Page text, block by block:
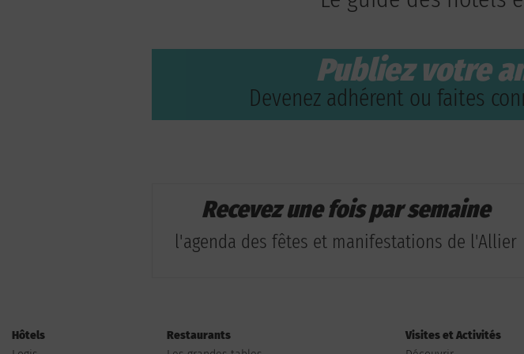
Publiez votre
Devenez adhérent ou faites
Recevez une fois par semaine
l'agenda des fêtes et manifestations de l'Allier
Hôtels
Restaurants
Visites et Activités